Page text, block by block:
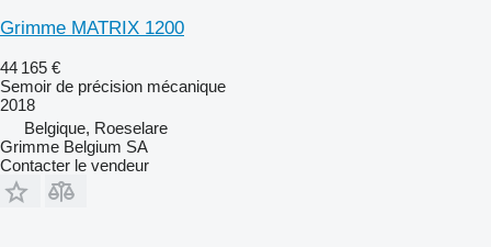
Grimme MATRIX 1200
44 165 €
Semoir de précision mécanique
2018
Belgique, Roeselare
Grimme Belgium SA
Contacter le vendeur